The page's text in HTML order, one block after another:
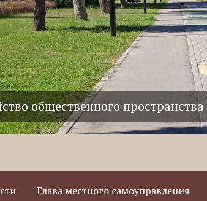
общественного
Глава местного самоуправления